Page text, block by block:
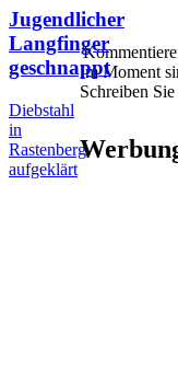
Jugendlicher
Langfinger
geschnappt
Diebstahl
in
Rastenberg
aufgeklärt
Im Moment
Schreiben